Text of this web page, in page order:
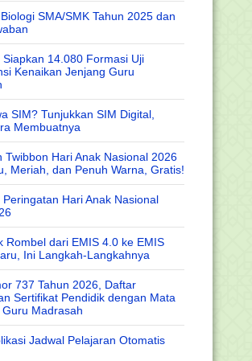
SMA/SMK Tahun 2025 dan
Siapkan 14.080 Formasi Uji
Kenaikan Jenjang Guru
SIM? Tunjukkan SIM Digital,
Membuatnya
Twibbon Hari Anak Nasional 2026
Meriah, dan Penuh Warna, Gratis!
Peringatan Hari Anak Nasional
Rombel dari EMIS 4.0 ke EMIS
Ini Langkah-Langkahnya
737 Tahun 2026, Daftar
Sertifikat Pendidik dengan Mata
Madrasah
Jadwal Pelajaran Otomatis